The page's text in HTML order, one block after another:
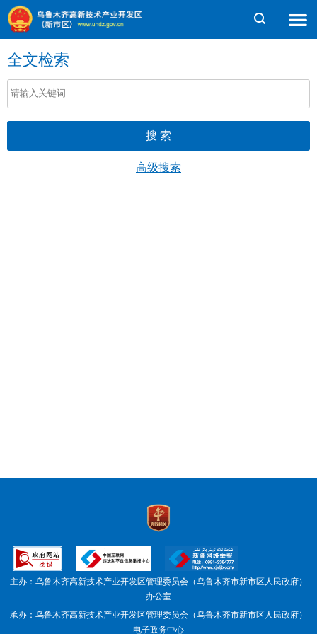
全文检索
高级搜索
主办：乌鲁木齐高新技术产业开发区管理委员会（乌鲁木齐市新市区人民政府）
办公室
承办：乌鲁木齐高新技术产业开发区管理委员会（乌鲁木齐市新市区人民政府）
电子政务中心